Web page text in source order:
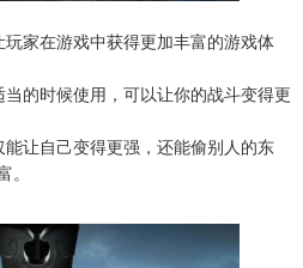
家在游戏中获得更加丰富的游戏体
的时候使用，可以让你的战斗变得更
让自己变得更强，还能偷别人的东